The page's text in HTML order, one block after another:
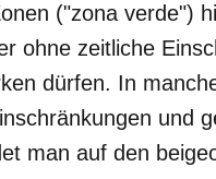
("zona verde")
ohne zeitliche
dürfen. In
und
man auf den